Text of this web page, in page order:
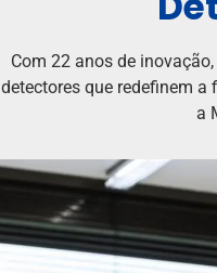
Com 22 anos de
detectores que redefinem
a